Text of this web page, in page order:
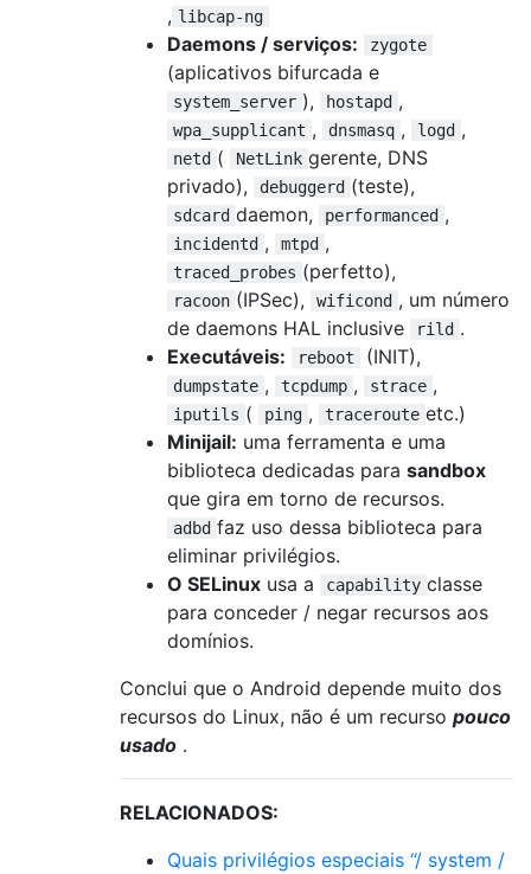
, libcap-ng
Daemons / serviços: zygote
(aplicativos bifurcada e
system_server ), hostapd ,
wpa_supplicant , dnsmasq , logd ,
netd ( NetLink gerente, DNS
privado),
debuggerd (teste),
sdcard daemon, performanced ,
incidentd , mtpd ,
traced_probes (perfetto),
racoon (IPSec), wificond , um número
de daemons HAL inclusive
rild .
Executáveis:
reboot (INIT),
dumpstate , tcpdump , strace ,
iputils ( ping , traceroute etc.)
Minijail: uma ferramenta e uma
biblioteca dedicadas para sandbox
que gira em torno de recursos.
adbd faz uso dessa biblioteca para
eliminar privilégios.
O SELinux usa a capability classe
para conceder / negar recursos aos
domínios.
Conclui que o Android depende muito dos
recursos do Linux, não é um recurso pouco
usado .
RELACIONADOS:
Quais privilégios especiais “/ system /